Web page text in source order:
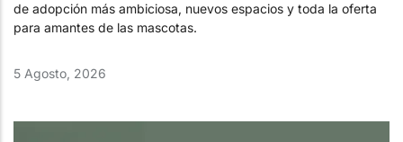
de adopción más ambiciosa, nuevos espacios y toda la oferta
para amantes de las mascotas.
5 Agosto, 2026